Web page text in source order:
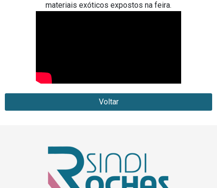
materiais exóticos expostos na feira.
Voltar